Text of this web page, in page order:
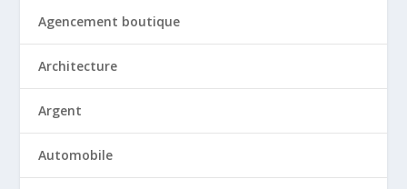
Agencement boutique
Architecture
Argent
Automobile